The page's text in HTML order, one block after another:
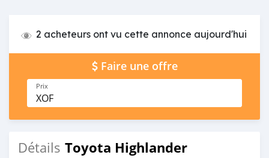
2 acheteurs ont vu cette annonce aujourd'hui
Faire une offre
Prix
XOF
Détails Toyota Highlander